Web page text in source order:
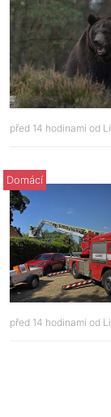
před 14 hodinami od
Domácí
před 14 hodinami od